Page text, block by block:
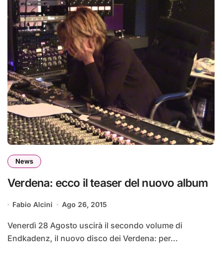
News
Verdena: ecco il teaser del nuovo album
Fabio Alcini Ago 26, 2015
Venerdì 28 Agosto uscirà il secondo volume di
Endkadenz, il nuovo disco dei Verdena: per...